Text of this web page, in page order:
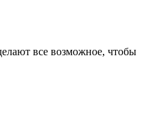
все возможное, чтобы